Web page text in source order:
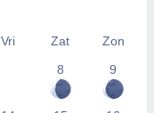
Vri Zat
Zon
8
9